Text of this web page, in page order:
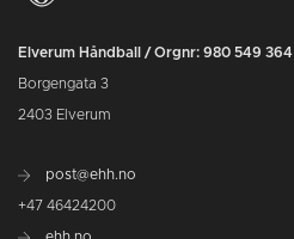
Elverum Håndball / Orgnr: 980 549 364
Borgengata 3
2403 Elverum
post@ehh.no
+47 46424200